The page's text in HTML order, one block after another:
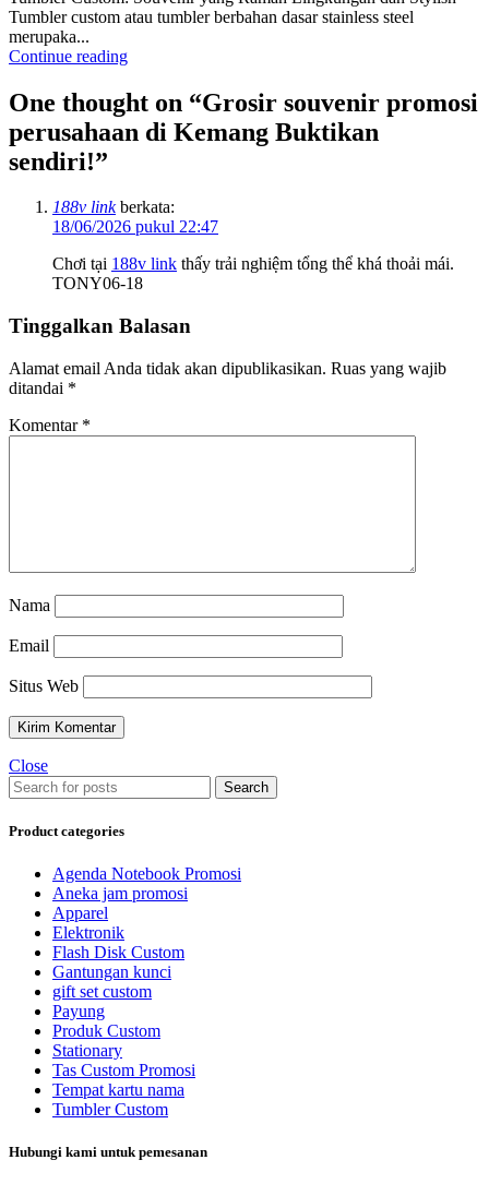
Tumbler custom atau tumbler berbahan dasar stainless steel
merupaka...
Continue reading
One thought on “Grosir souvenir promosi
perusahaan di Kemang Buktikan
sendiri!”
188v link berkata:
18/06/2026 pukul 22:47
Chơi tại 188v link thấy trải nghiệm tổng thể khá thoải mái.
TONY06-18
Tinggalkan Balasan
Alamat email Anda tidak akan dipublikasikan. Ruas yang wajib
ditandai *
Komentar *
Nama
Email
Situs Web
Close
Search
Product categories
Agenda Notebook Promosi
Aneka jam promosi
Apparel
Elektronik
Flash Disk Custom
Gantungan kunci
gift set custom
Payung
Produk Custom
Stationary
Tas Custom Promosi
Tempat kartu nama
Tumbler Custom
Hubungi kami untuk pemesanan